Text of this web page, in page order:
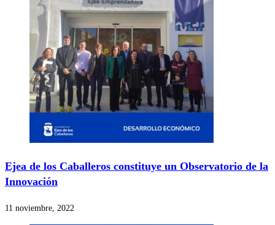
Ejea de los Caballeros constituye un Observatorio de la
Innovación
11 noviembre, 2022